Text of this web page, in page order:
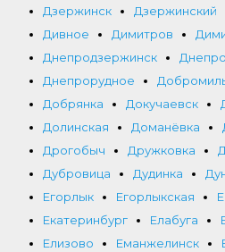
Дзержинск
Дзержинский
Дивное
Димитров
Днепродзержинск
Днепрорудное
Добрянка
Докучаевск
Долинская
Доманёвка
Дрогобыч
Дружковка
Дубровица
Дудинка
Егорлык
Егорлыкская
Екатеринбург
Елабуга
Елизово
Еманжелинск